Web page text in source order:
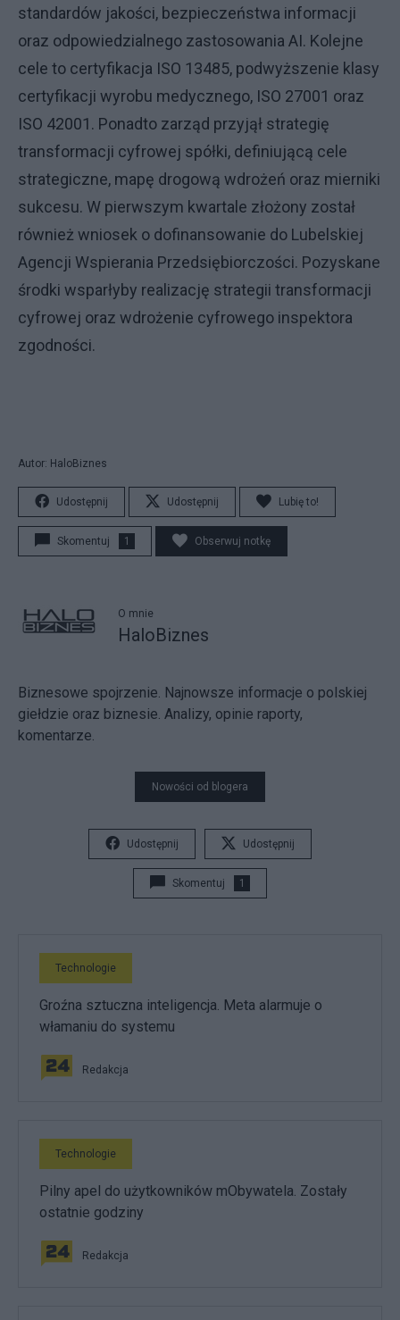
standardów jakości, bezpieczeństwa informacji
oraz odpowiedzialnego zastosowania AI. Kolejne
cele to certyfikacja ISO 13485, podwyższenie klasy
certyfikacji wyrobu medycznego, ISO 27001 oraz
ISO 42001. Ponadto zarząd przyjął strategię
transformacji cyfrowej spółki, definiującą cele
strategiczne, mapę drogową wdrożeń oraz mierniki
sukcesu. W pierwszym kwartale złożony został
również wniosek o dofinansowanie do Lubelskiej
Agencji Wspierania Przedsiębiorczości. Pozyskane
środki wsparłyby realizację strategii transformacji
cyfrowej oraz wdrożenie cyfrowego inspektora
zgodności.
Autor: HaloBiznes
Udostępnij Udostępnij Lubię to!
Skomentuj 1 Obserwuj notkę
O mnie
HaloBiznes
Biznesowe spojrzenie. Najnowsze informacje o polskiej
giełdzie oraz biznesie. Analizy, opinie raporty,
komentarze.
Nowości od blogera
Udostępnij Udostępnij
Skomentuj 1
Technologie
Groźna sztuczna inteligencja. Meta alarmuje o
włamaniu do systemu
Redakcja
Technologie
Pilny apel do użytkowników mObywatela. Zostały
ostatnie godziny
Redakcja